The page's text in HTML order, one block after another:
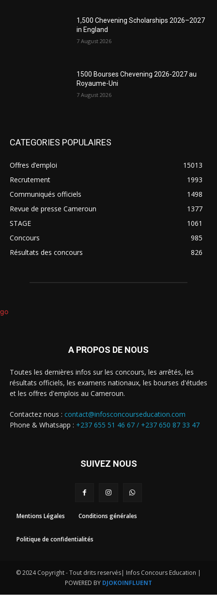
1,500 Chevening Scholarships 2026–2027
in England
7 August 2026
1500 Bourses Chevening 2026-2027 au
Royaume-Uni
7 August 2026
CATEGORIES POPULAIRES
Offres d’emploi
15013
Recrutement
1993
Communiqués officiels
1498
Revue de presse Cameroun
1377
STAGE
1061
Concours
985
Résultats des concours
826
A PROPOS DE NOUS
Toutes les dernières infos sur les concours, les arrêtés, les
résultats officiels, les examens nationaux, les bourses d'études
et les offres d'emplois au Cameroun.
Contactez nous : contact@infosconcourseducation.com
Phone & Whatsapp : +237 655 51 46 67 / +237 650 87 33 47
SUIVEZ NOUS
Mentions Légales Conditions générales
Politique de confidentialités
© 2024 Copyright - Tout drits reservés| Infos Concours Education |
POWERED BY DJOKOINFLUENT